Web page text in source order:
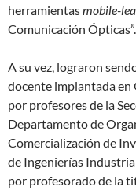
herramientasmobile-
Comunicación Ópticas”.
A su vez, lograron
docente implantada en
por profesores de la
Departamento de
Comercialización de
de Ingenierías
por profesorado de la